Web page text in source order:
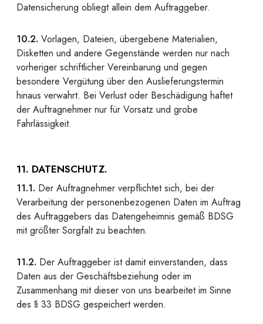
Datensicherung obliegt allein dem Auftraggeber.
10.2. Vorlagen, Dateien, übergebene Materialien,
Disketten und andere Gegenstände werden nur nach
vorheriger schriftlicher Vereinbarung und gegen
besondere Vergütung über den Auslieferungstermin
hinaus verwahrt. Bei Verlust oder Beschädigung haftet
der Auftragnehmer nur für Vorsatz und grobe
Fahrlässigkeit.
11. DATENSCHUTZ.
11.1. Der Auftragnehmer verpflichtet sich, bei der
Verarbeitung der personenbezogenen Daten im Auftrag
des Auftraggebers das Datengeheimnis gemäß BDSG
mit größter Sorgfalt zu beachten.
11.2. Der Auftraggeber ist damit einverstanden, dass
Daten aus der Geschäftsbeziehung oder im
Zusammenhang mit dieser von uns bearbeitet im Sinne
des § 33 BDSG gespeichert werden.